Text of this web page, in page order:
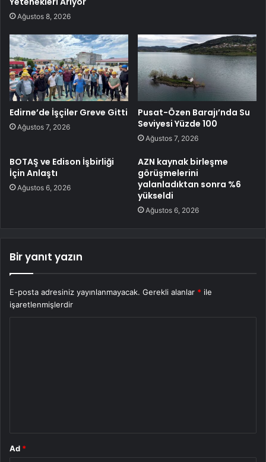
Ağustos 8, 2026
Edirne’de İşçiler Greve Gitti
Ağustos 7, 2026
Pusat-Özen Barajı’nda Su
Seviyesi Yüzde 100
Ağustos 7, 2026
BOTAŞ ve Edison İşbirliği
İçin Anlaştı
Ağustos 6, 2026
AZN kaynak birleşme
görüşmelerini
yalanladıktan sonra %6
yükseldi
Ağustos 6, 2026
Bir yanıt yazın
E-posta adresiniz yayınlanmayacak. Gerekli alanlar * ile
işaretlenmişlerdir
Ad *